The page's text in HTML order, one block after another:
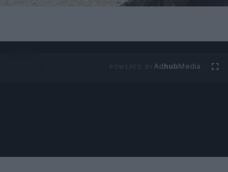
AdhubMedia